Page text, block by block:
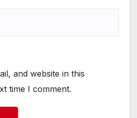
and website in this
time I comment.